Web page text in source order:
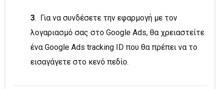
3. Για να συνδέσετε την εφαρμογή με τον
λογαριασμό σας στο Google Ads, θα χρειαστείτε
ένα Google Ads tracking ID που θα πρέπει να το
εισαγάγετε στο κενό πεδίο.